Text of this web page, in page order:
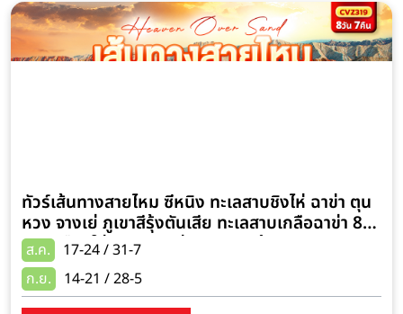
ทัวร์เส้นทางสายไหม ซีหนิง ทะเลสาบชิงไห่ ฉาข่า ตุน
หวง จางเย่ ภูเขาสีรุ้งตันเสีย ทะเลสาบเกลือฉาข่า 8
วัน 7 คืน (ใส่ชุดธิเบต+ถ่ายภาพกับม้าและยิงธนู)
ส.ค.
17-24 / 31-7
ก.ย.
14-21 / 28-5